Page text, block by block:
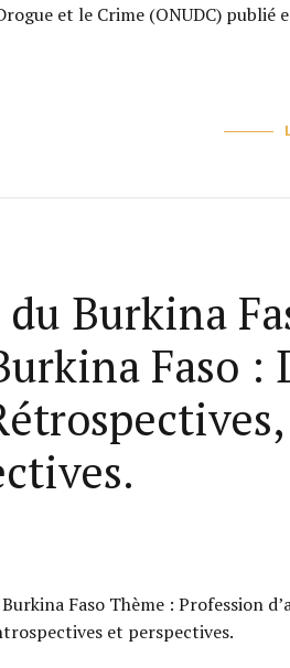
et le Crime (ONUDC) publié
Burkina
Faso :
Faso Thème : Profession
et perspectives.